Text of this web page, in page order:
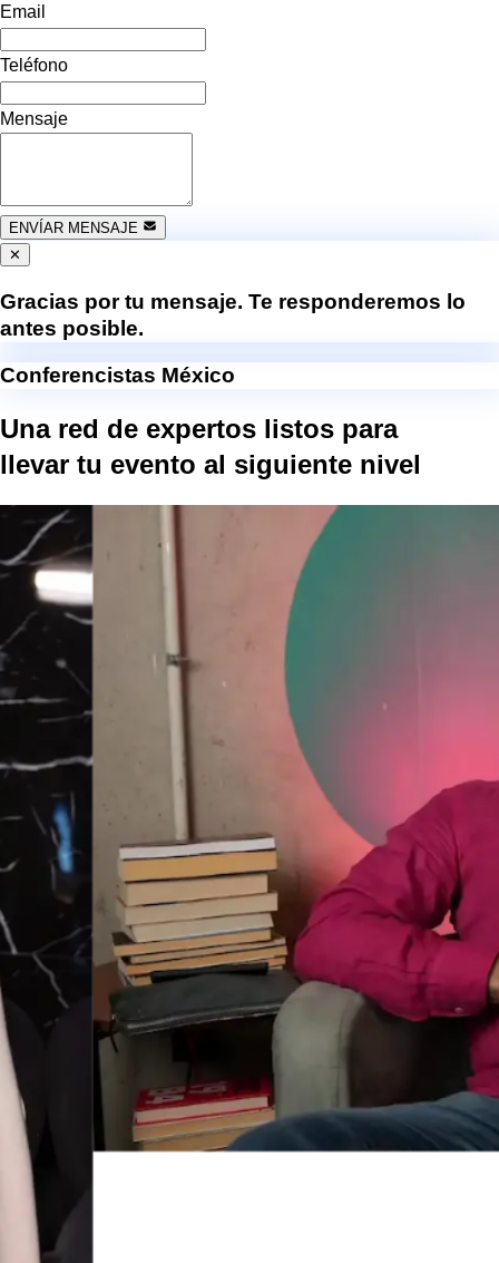
Email
Teléfono
Mensaje
ENVÍAR MENSAJE
✕
Gracias por tu mensaje. Te responderemos lo
antes posible.
Conferencistas México
Una red de expertos listos para
llevar tu evento al siguiente nivel